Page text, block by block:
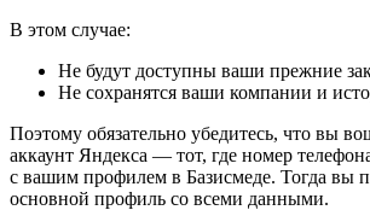
В этом случае:
Не будут доступны ваши прежние
Не сохранятся ваши компании и
Поэтому обязательно убедитесь, что вы
аккаунт Яндекса — тот, где номер
с вашим профилем в Базисмеде. Тогда вы
основной профиль со всеми данными.